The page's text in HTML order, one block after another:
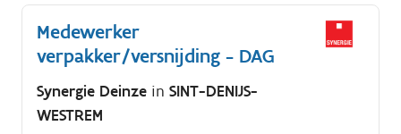
etiketten maken en bevestigen, de werkplaats
schoonhouden en de producten verzendklaar maken.
Medewerker
verpakker/versnijding - DAG
Synergie Deinze in SINT-DENIJS-
WESTREM